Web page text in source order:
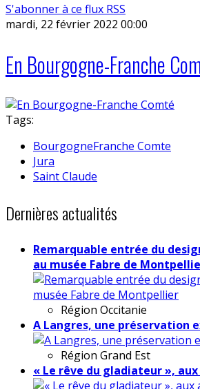
S'abonner à ce flux RSS
mardi, 22 février 2022 00:00
En Bourgogne-Franche
Tags:
BourgogneFranche Comte
Jura
Saint Claude
Dernières actualités
Remarquable entrée du
au musée Fabre de
Région Occitanie
A Langres, une préservation
Région Grand Est
« Le rêve du gladiateur »,